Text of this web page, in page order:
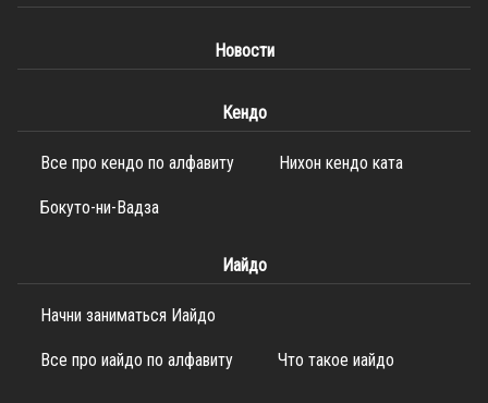
Новости
Кендо
Все про кендо по алфавиту Нихон кендо ката
Бокуто-ни-Вадза
Иайдо
Начни заниматься Иайдо
Все про иайдо по алфавиту Что такое иайдо